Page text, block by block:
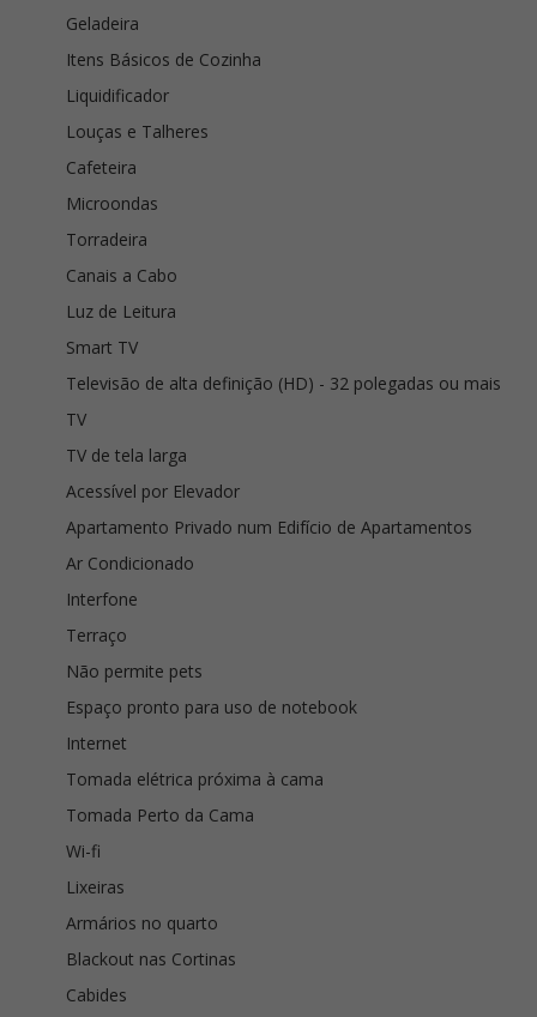
Geladeira
Itens Básicos de Cozinha
Liquidificador
Louças e Talheres
Cafeteira
Microondas
Torradeira
Canais a Cabo
Luz de Leitura
Smart TV
Televisão de alta definição (HD) - 32 polegadas ou mais
TV
TV de tela larga
Acessível por Elevador
Apartamento Privado num Edifício de Apartamentos
Ar Condicionado
Interfone
Terraço
Não permite pets
Espaço pronto para uso de notebook
Internet
Tomada elétrica próxima à cama
Tomada Perto da Cama
Wi-fi
Lixeiras
Armários no quarto
Blackout nas Cortinas
Cabides